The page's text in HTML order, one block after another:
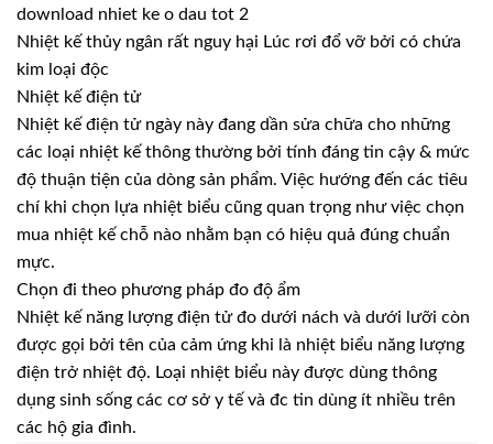
download nhiet ke o dau tot 2
Nhiệt kế thủy ngân rất nguy hại Lúc rơi đổ vỡ bởi có chứa
kim loại độc
Nhiệt kế điện tử
Nhiệt kế điện tử ngày này đang dần sửa chữa cho những
các loại nhiệt kế thông thường bởi tính đáng tin cậy & mức
độ thuận tiện của dòng sản phẩm. Việc hướng đến các tiêu
chí khi chọn lựa nhiệt biểu cũng quan trọng như việc chọn
mua nhiệt kế chỗ nào nhằm bạn có hiệu quả đúng chuẩn
mực.
Chọn đi theo phương pháp đo độ ẩm
Nhiệt kế năng lượng điện tử đo dưới nách và dưới lưỡi còn
được gọi bởi tên của cảm ứng khi là nhiệt biểu năng lượng
điện trở nhiệt độ. Loại nhiệt biểu này được dùng thông
dụng sinh sống các cơ sở y tế và đc tin dùng ít nhiều trên
các hộ gia đình.